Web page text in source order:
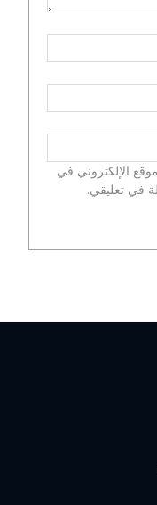
الإلكتروني في
في تعليقي.